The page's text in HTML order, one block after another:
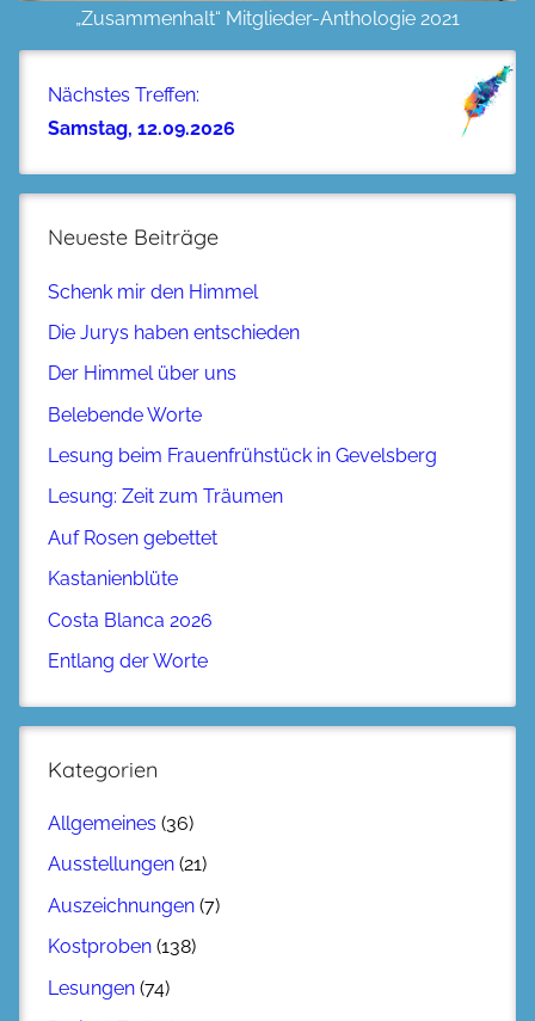
„Zusammenhalt“ Mitglieder-Anthologie 2021
Nächstes Treffen:
Samstag, 12.09.2026
Neueste Beiträge
Schenk mir den Himmel
Die Jurys haben entschieden
Der Himmel über uns
Belebende Worte
Lesung beim Frauenfrühstück in Gevelsberg
Lesung: Zeit zum Träumen
Auf Rosen gebettet
Kastanienblüte
Costa Blanca 2026
Entlang der Worte
Kategorien
Allgemeines (36)
Ausstellungen (21)
Auszeichnungen (7)
Kostproben (138)
Lesungen (74)